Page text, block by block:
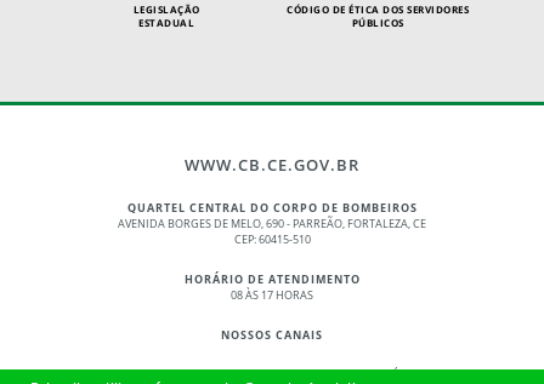
LEGISLAÇÃO
ESTADUAL
CÓDIGO DE ÉTICA DOS SERVIDORES
PÚBLICOS
WWW.CB.CE.GOV.BR
QUARTEL CENTRAL DO CORPO DE BOMBEIROS
AVENIDA BORGES DE MELO, 690 - PARREÃO, FORTALEZA, CE
CEP: 60415-510
HORÁRIO DE ATENDIMENTO
08 ÀS 17 HORAS
NOSSOS CANAIS
© 2017 - 2026 – GOVERNO DO ESTADO DO CEARÁ